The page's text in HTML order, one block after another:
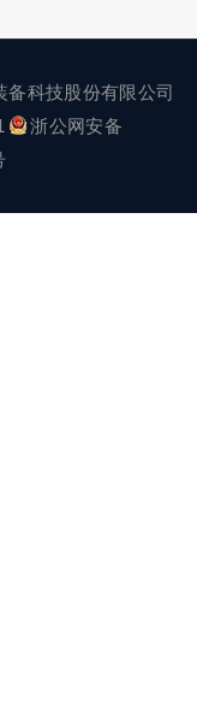
科技股份有限公司
浙公网安备